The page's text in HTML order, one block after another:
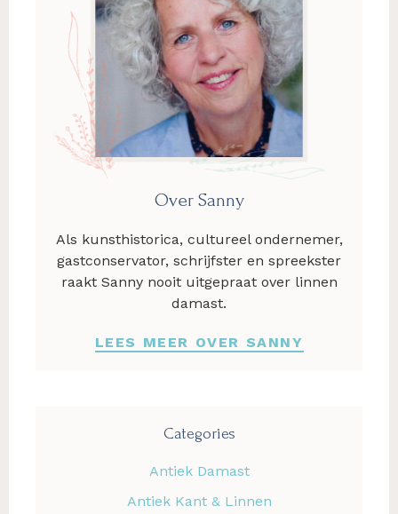
Over Sanny
Als kunsthistorica, cultureel ondernemer,
gastconservator, schrijfster en spreekster
raakt Sanny nooit uitgepraat over linnen
damast.
LEES MEER OVER SANNY
Categories
Antiek Damast
Antiek Kant & Linnen